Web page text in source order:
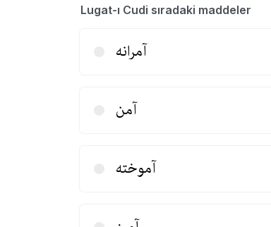
Lugat-ı Cudi sıradaki maddeler
آمرانه
آمن
آموخته